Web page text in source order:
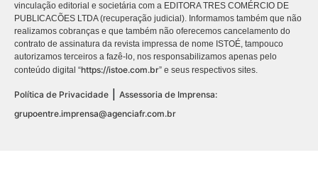
vinculação editorial e societária com a EDITORA TRES COMÉRCIO DE
PUBLICACÕES LTDA (recuperação judicial). Informamos também que não
realizamos cobranças e que também não oferecemos cancelamento do
contrato de assinatura da revista impressa de nome ISTOÉ, tampouco
autorizamos terceiros a fazê-lo, nos responsabilizamos apenas pelo
conteúdo digital “https://istoe.com.br” e seus respectivos sites.
Política de Privacidade
Assessoria de Imprensa:
grupoentre.imprensa@agenciafr.com.br